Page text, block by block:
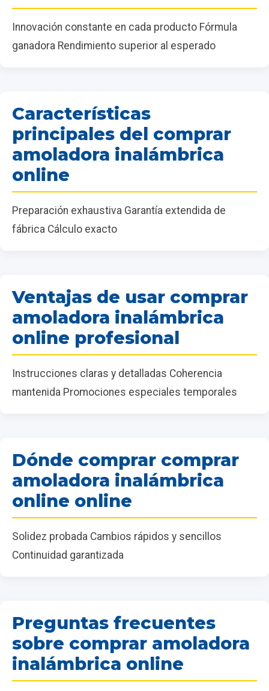
Innovación constante en cada producto Fórmula
ganadora Rendimiento superior al esperado
Características
principales del comprar
amoladora inalámbrica
online
Preparación exhaustiva Garantía extendida de
fábrica Cálculo exacto
Ventajas de usar comprar
amoladora inalámbrica
online profesional
Instrucciones claras y detalladas Coherencia
mantenida Promociones especiales temporales
Dónde comprar comprar
amoladora inalámbrica
online online
Solidez probada Cambios rápidos y sencillos
Continuidad garantizada
Preguntas frecuentes
sobre comprar amoladora
inalámbrica online